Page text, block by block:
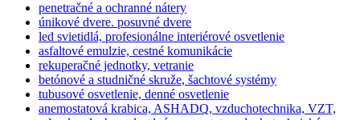
penetračné a ochranné nátery
únikové dvere. posuvné dvere
led svietidlá, profesionálne interiérové osvetlenie
asfaltové emulzie, cestné komunikácie
rekuperačné jednotky, vetranie
betónové a studničné skruže, šachtové systémy
tubusové osvetlenie, denné osvetlenie
anemostatová krabica, ASHADQ, vzduchotechnika, VZT,